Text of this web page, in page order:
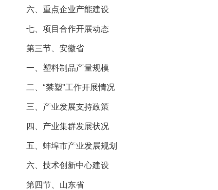
六、重点企业产能建设
七、项目合作开展动态
第三节、安徽省
一、塑料制品产量规模
二、“禁塑”工作开展情况
三、产业发展支持政策
四、产业集群发展状况
五、蚌埠市产业发展规划
六、技术创新中心建设
第四节、山东省